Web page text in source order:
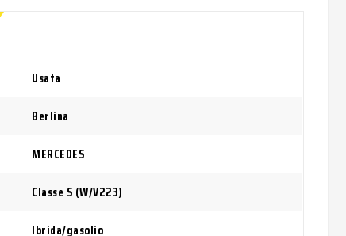
Usata
Berlina
MERCEDES
Classe S (W/V223)
Ibrida/gasolio